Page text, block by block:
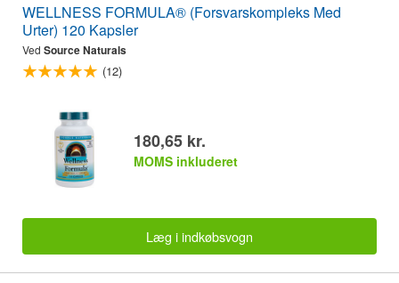
WELLNESS FORMULA® (Forsvarskompleks Med
Urter) 120 Kapsler
Ved Source Naturals
(12)
180,65 kr.
MOMS inkluderet
Læg i indkøbsvogn